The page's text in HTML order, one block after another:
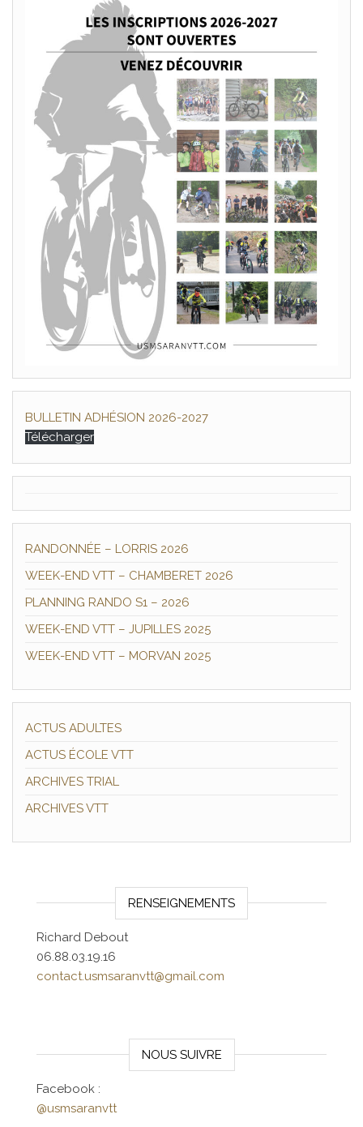
BULLETIN ADHÉSION 2026-2027
Télécharger
RANDONNÉE – LORRIS 2026
WEEK-END VTT – CHAMBERET 2026
PLANNING RANDO S1 – 2026
WEEK-END VTT – JUPILLES 2025
WEEK-END VTT – MORVAN 2025
ACTUS ADULTES
ACTUS ÉCOLE VTT
ARCHIVES TRIAL
ARCHIVES VTT
RENSEIGNEMENTS
Richard Debout
06.88.03.19.16
contact.usmsaranvtt@gmail.com
NOUS SUIVRE
Facebook :
@usmsaranvtt